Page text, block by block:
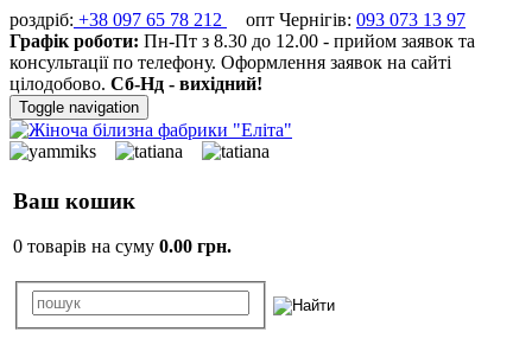
роздріб: +38 097 65 78 212 опт Чернігів: 093 073 13 97
Графік роботи: Пн-Пт з 8.30 до 12.00 - прийом заявок та
консультації по телефону. Оформлення заявок на сайті
цілодобово. Сб-Нд - вихідний!
Toggle navigation
Ваш кошик
0 товарів на суму 0.00 грн.